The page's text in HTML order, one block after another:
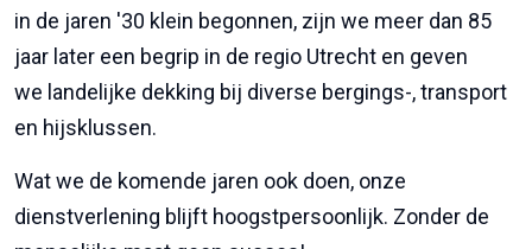
in de jaren '30 klein begonnen, zijn we meer dan 85
jaar later een begrip in de regio Utrecht en geven
we landelijke dekking bij diverse bergings-, transport
en hijsklussen.
Wat we de komende jaren ook doen, onze
dienstverlening blijft hoogstpersoonlijk. Zonder de